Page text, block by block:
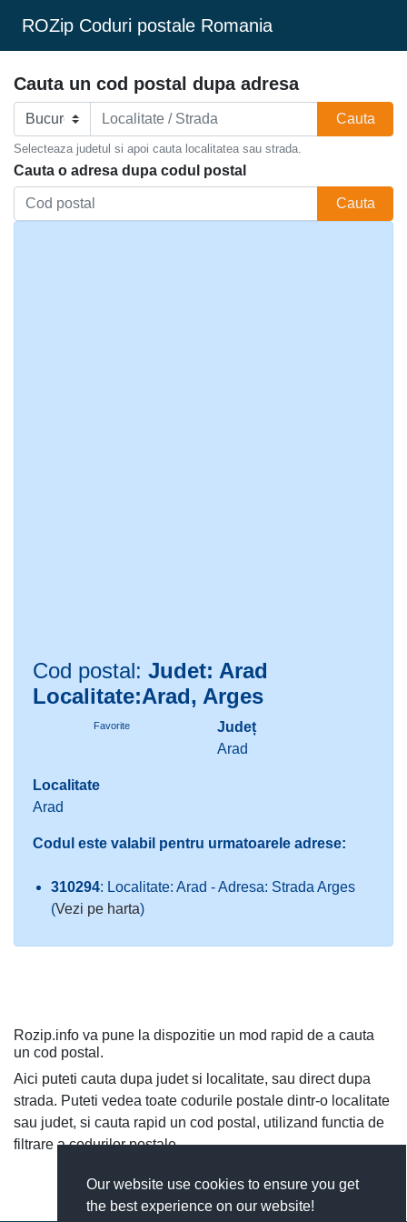
Our website use cookies to ensure you get
the best experience on our website!
ROZip Coduri postale Romania
Cauta un cod postal dupa adresa
Cauta
Selecteaza judetul si apoi cauta localitatea sau strada.
Cauta o adresa dupa codul postal
Cauta
Cod postal: Judet: Arad
Localitate:Arad, Arges
Favorite
Județ
Arad
Localitate
Arad
Codul este valabil pentru urmatoarele adrese:
310294: Localitate: Arad - Adresa: Strada Arges
(Vezi pe harta)
Rozip.info va pune la dispozitie un mod rapid de a cauta
un cod postal.
Aici puteti cauta dupa judet si localitate, sau direct dupa
strada. Puteti vedea toate codurile postale dintr-o localitate
sau judet, si cauta rapid un cod postal, utilizand functia de
filtrare a codurilor postale.